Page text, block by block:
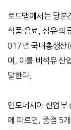
로드맵에서는 당분
식품·음료, 섬유·
017년 국내총생산
며, 이를 비석유 산
달한다.
인도네시아 산업부
에 따르면, 중점 5